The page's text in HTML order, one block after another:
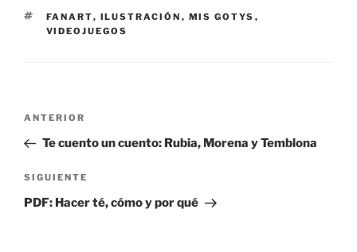
ETIQUETAS
FANART, ILUSTRACIÓN , MIS GOTYS ,
VIDEOJUEGOS
Navegación
entradas
Entrada
anterior:
ANTERIOR
Te cuento un cuento: Rubia, Morena y Temblona
Siguiente
entrada
SIGUIENTE
PDF: Hacer té, cómo y por qué